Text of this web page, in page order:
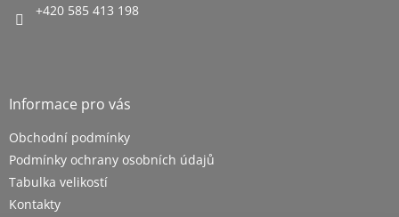
+420 585 413 198
Informace pro vás
Obchodní podmínky
Podmínky ochrany osobních údajů
Tabulka velikostí
Kontakty